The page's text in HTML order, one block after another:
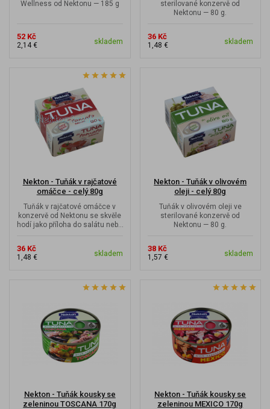
Wellness od Nektonu — 185 g
52 Kč
2,14 € skladem
sterilované konzervě od
Nektonu — 80 g.
36 Kč
1,48 € skladem
Nekton - Tuňák v rajčatové
omáčce - celý 80g
Tuňák v rajčatové omáčce v
konzervě od Nektonu se skvěle
hodí jako příloha do salátu nebo
36 Kč
1,48 € skladem
Nekton - Tuňák v olivovém
oleji - celý 80g
Tuňák v olivovém oleji ve
sterilované konzervě od
Nektonu — 80 g.
38 Kč
1,57 € skladem
Nekton - Tuňák kousky se
zeleninou TOSCANA 170g
Nekton - Tuňák kousky se
zeleninou MEXICO 170g